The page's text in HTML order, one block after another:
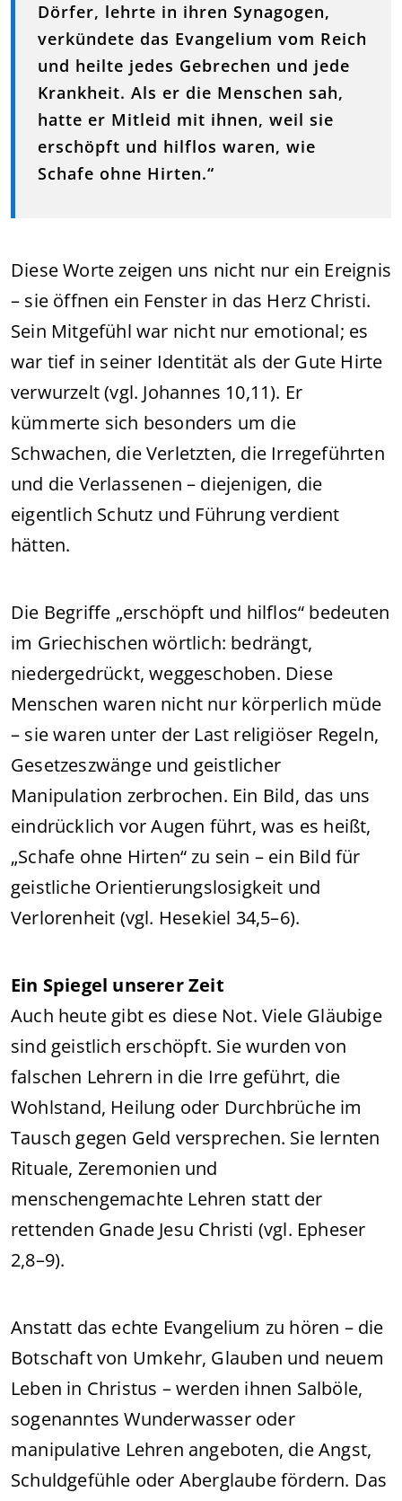
Dörfer, lehrte in ihren Synagogen,
verkündete das Evangelium vom Reich
und heilte jedes Gebrechen und jede
Krankheit. Als er die Menschen sah,
hatte er Mitleid mit ihnen, weil sie
erschöpft und hilflos waren, wie
Schafe ohne Hirten.“
Diese Worte zeigen uns nicht nur ein Ereignis
– sie öffnen ein Fenster in das Herz Christi.
Sein Mitgefühl war nicht nur emotional; es
war tief in seiner Identität als der Gute Hirte
verwurzelt (vgl. Johannes 10,11). Er
kümmerte sich besonders um die
Schwachen, die Verletzten, die Irregeführten
und die Verlassenen – diejenigen, die
eigentlich Schutz und Führung verdient
hätten.
Die Begriffe „erschöpft und hilflos“ bedeuten
im Griechischen wörtlich: bedrängt,
niedergedrückt, weggeschoben. Diese
Menschen waren nicht nur körperlich müde
– sie waren unter der Last religiöser Regeln,
Gesetzeszwänge und geistlicher
Manipulation zerbrochen. Ein Bild, das uns
eindrücklich vor Augen führt, was es heißt,
„Schafe ohne Hirten“ zu sein – ein Bild für
geistliche Orientierungslosigkeit und
Verlorenheit (vgl. Hesekiel 34,5–6).
Ein Spiegel unserer Zeit
Auch heute gibt es diese Not. Viele Gläubige
sind geistlich erschöpft. Sie wurden von
falschen Lehrern in die Irre geführt, die
Wohlstand, Heilung oder Durchbrüche im
Tausch gegen Geld versprechen. Sie lernten
Rituale, Zeremonien und
menschengemachte Lehren statt der
rettenden Gnade Jesu Christi (vgl. Epheser
2,8–9).
Anstatt das echte Evangelium zu hören – die
Botschaft von Umkehr, Glauben und neuem
Leben in Christus – werden ihnen Salböle,
sogenanntes Wunderwasser oder
manipulative Lehren angeboten, die Angst,
Schuldgefühle oder Aberglaube fördern. Das